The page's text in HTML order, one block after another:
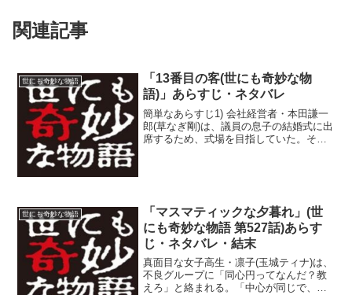
関連記事
世にも奇妙な物語
「13番目の客(世にも奇妙な物
語)」あらすじ・ネタバレ
簡単なあらすじ1) 会社経営者・本田謙一
郎(草なぎ剛)は、議員の息子の結婚式に出
席するため、式場を目指していた。その
世にも奇妙な物語
「マスマティックな夕暮れ」(世
にも奇妙な物語 第527話)あらす
じ・ネタバレ・結末
真面目な女子高生・凛子(玉城ティナ)は、
不良グループに「同心円ってなんだ？教
えろ」と絡まれる。「中心が同じで、半